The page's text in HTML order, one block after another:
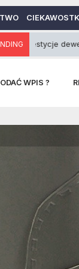
deweloperskie
WPIS ?